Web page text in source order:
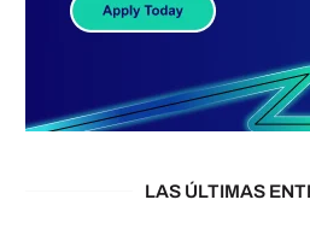
LAS ÚLTIMAS